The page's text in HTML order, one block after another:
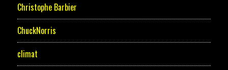
Christophe Barbier
ChuckNorris
climat